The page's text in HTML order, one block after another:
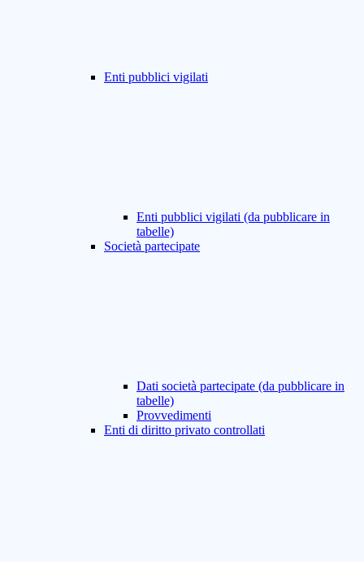
Enti pubblici vigilati
Enti pubblici vigilati (da pubblicare in
tabelle)
Società partecipate
Dati società partecipate (da pubblicare in
tabelle)
Provvedimenti
Enti di diritto privato controllati